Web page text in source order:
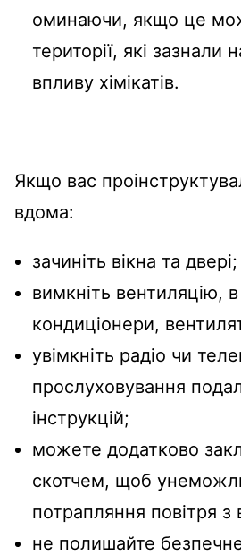
оминаючи, якщо це
території, які зазнали
впливу хімікатів.
Якщо вас
вдома:
зачиніть вікна та двері;
вимкніть вентиляцію,
кондиціонери,
увімкніть радіо чи
прослуховування
інструкцій;
можете додатково
скотчем, щоб
потрапляння повітря з
не полишайте